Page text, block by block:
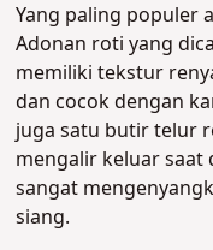
Yang paling populer
Adonan roti yang
memiliki tekstur
dan cocok dengan
juga satu butir telur
mengalir keluar saat
sangat
siang.